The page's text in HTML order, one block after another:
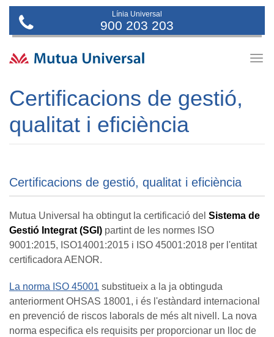
Línia Universal
900 203 203
Certificacions de gestió,
qualitat i eficiència
Certificacions de gestió, qualitat i eficiència
Mutua Universal ha obtingut la certificació del Sistema de
Gestió Integrat (SGI) partint de les normes ISO
9001:2015, ISO14001:2015 i ISO 45001:2018 per l'entitat
certificadora AENOR.
La norma ISO 45001 substitueix a la ja obtinguda
anteriorment OHSAS 18001, i és l'estàndard internacional
en prevenció de riscos laborals de més alt nivell. La nova
norma especifica els requisits per proporcionar un lloc de